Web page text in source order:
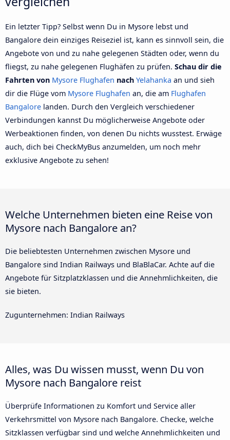
Ein letzter Tipp? Selbst wenn Du in Mysore lebst und
Bangalore dein einziges Reiseziel ist, kann es sinnvoll sein, die
Angebote von und zu nahe gelegenen Städten oder, wenn du
fliegst, zu nahe gelegenen Flughäfen zu prüfen. Schau dir die
Fahrten von Mysore Flughafen nach Yelahanka an und sieh
dir die Flüge vom Mysore Flughafen an, die am Flughafen
Bangalore landen. Durch den Vergleich verschiedener
Verbindungen kannst Du möglicherweise Angebote oder
Werbeaktionen finden, von denen Du nichts wusstest. Erwäge
auch, dich bei CheckMyBus anzumelden, um noch mehr
exklusive Angebote zu sehen!
Welche Unternehmen bieten eine Reise von
Mysore nach Bangalore an?
Die beliebtesten Unternehmen zwischen Mysore und
Bangalore sind Indian Railways und BlaBlaCar. Achte auf die
Angebote für Sitzplatzklassen und die Annehmlichkeiten, die
sie bieten.
Zugunternehmen: Indian Railways
Alles, was Du wissen musst, wenn Du von
Mysore nach Bangalore reist
Überprüfe Informationen zu Komfort und Service aller
Verkehrsmittel von Mysore nach Bangalore. Checke, welche
Sitzklassen verfügbar sind und welche Annehmlichkeiten und